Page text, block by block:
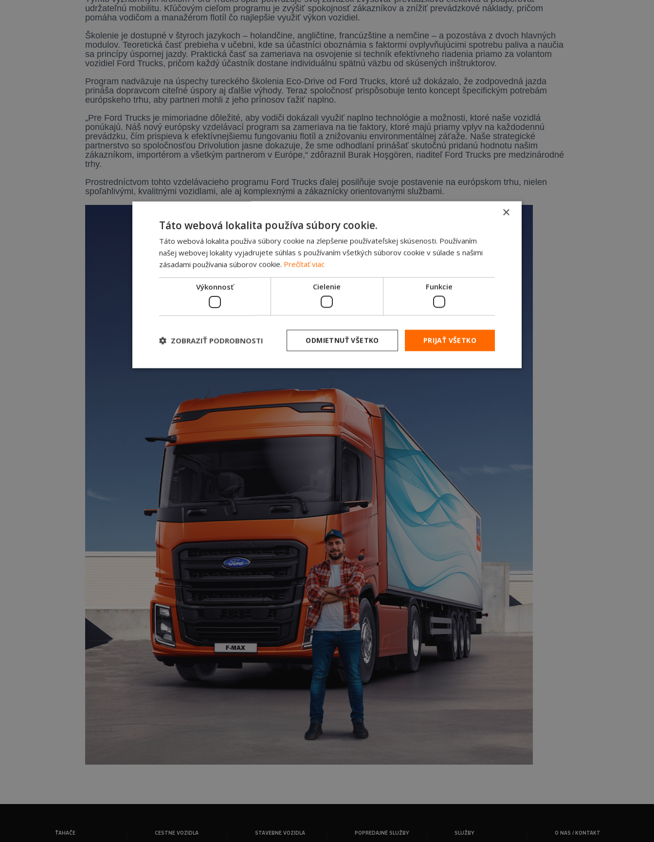
udržateľnú mobilitu. Kľúčovým cieľom programu je zvýšiť spokojnosť zákazníkov a znížiť prevádzkové náklady, pričom
pomáha vodičom a manažérom flotíl čo najlepšie využiť výkon vozidiel.
Školenie je dostupné v štyroch jazykoch – holandčine, angličtine, francúzštine a nemčine – a pozostáva z dvoch hlavných
modulov. Teoretická časť prebieha v učebni, kde sa účastníci oboznámia s faktormi ovplyvňujúcimi spotrebu paliva a naučia
sa princípy úspornej jazdy. Praktická časť sa zameriava na osvojenie si techník efektívneho riadenia priamo za volantom
vozidiel Ford Trucks, pričom každý účastník dostane individuálnu spätnú väzbu od skúsených inštruktorov.
Program nadväzuje na úspechy tureckého školenia Eco-Drive od Ford Trucks, ktoré už dokázalo, že zodpovedná jazda
prináša dopravcom citeľné úspory aj ďalšie výhody. Teraz spoločnosť prispôsobuje tento koncept špecifickým potrebám
európskeho trhu, aby partneri mohli z jeho prínosov ťažiť naplno.
„Pre Ford Trucks je mimoriadne dôležité, aby vodiči dokázali využiť naplno technológie a možnosti, ktoré naše vozidlá
ponúkajú. Náš nový európsky vzdelávací program sa zameriava na tie faktory, ktoré majú priamy vplyv na každodennú
prevádzku, čím prispieva k efektívnejšiemu fungovaniu flotíl a znižovaniu environmentálnej záťaže. Naše strategické
partnerstvo so spoločnosťou Drivolution jasne dokazuje, že sme odhodlaní prinášať skutočnú pridanú hodnotu našim
zákazníkom, importérom a všetkým partnerom v Európe,“ zdôraznil Burak Hoşgören, riaditeľ Ford Trucks pre medzinárodné
trhy.
Prostredníctvom tohto vzdelávacieho programu Ford Trucks ďalej posilňuje svoje postavenie na európskom trhu, nielen
spoľahlivými, kvalitnými vozidlami, ale aj komplexnými a zákaznícky orientovanými službami.
ŤAHAČE CESTNE VOZIDLA STAVEBNE VOZIDLA POPREDAJNÉ SLUŽBY SLUŽBY O NAS / KONTAKT
×
Táto webová lokalita používa súbory cookie.
Táto webová lokalita používa súbory cookie na zlepšenie používateľskej skúsenosti. Používaním
našej webovej lokality vyjadrujete súhlas s používaním všetkých súborov cookie v súlade s našimi
zásadami používania súborov cookie. Prečítať viac
Výkonnosť Cielenie Funkcie
PRIJAŤ VŠETKO
ODMIETNUŤ VŠETKO
ZOBRAZIŤ PODROBNOSTI